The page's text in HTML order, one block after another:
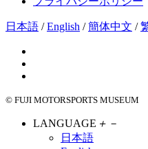
日本語 /English /簡体中文 /
© FUJI MOTORSPORTS MUSEUM
LANGUAGE ＋ －
日本語